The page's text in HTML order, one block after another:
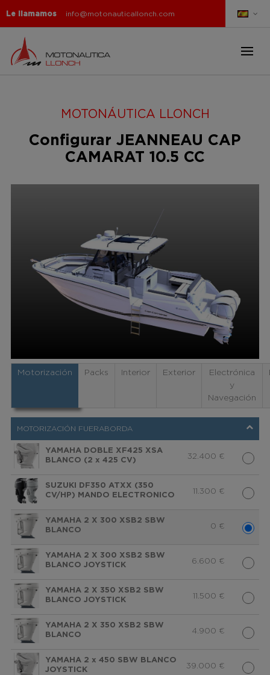
Le llamamos info@motonauticallonch.com
MOTONÁUTICA LLONCH
Configurar JEANNEAU CAP
CAMARAT 10.5 CC
Motorización Packs Interior Exterior
Electrónica
y
Navegación
MOTORIZACIÓN FUERABORDA
YAMAHA DOBLE XF425 XSA
BLANCO (2 x 425 CV)
32.400 €
SUZUKI DF350 ATXX (350
CV/HP) MANDO ELECTRONICO
11.300 €
YAMAHA 2 X 300 XSB2 SBW
BLANCO
0 €
YAMAHA 2 X 300 XSB2 SBW
BLANCO JOYSTICK
6.600 €
YAMAHA 2 X 350 XSB2 SBW
BLANCO JOYSTICK
11.500 €
YAMAHA 2 X 350 XSB2 SBW
BLANCO
4.900 €
YAMAHA 2 x 450 SBW BLANCO
JOYSTICK
39.000 €